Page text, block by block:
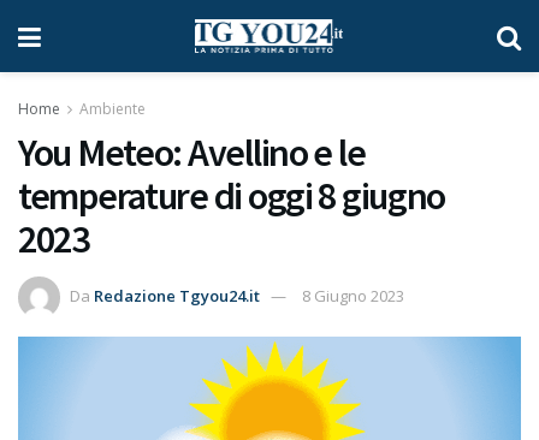
Home Ambiente
You Meteo: Avellino e le
temperature di oggi 8 giugno
2023
Da Redazione Tgyou24.it 8 Giugno 2023